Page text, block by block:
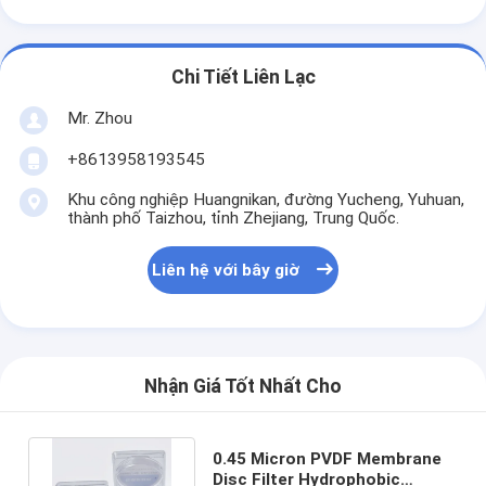
Chi Tiết Liên Lạc
Mr. Zhou
+8613958193545
Khu công nghiệp Huangnikan, đường Yucheng, Yuhuan,
thành phố Taizhou, tỉnh Zhejiang, Trung Quốc.
Liên hệ với bây giờ
Nhận Giá Tốt Nhất Cho
0.45 Micron PVDF Membrane
Disc Filter Hydrophobic